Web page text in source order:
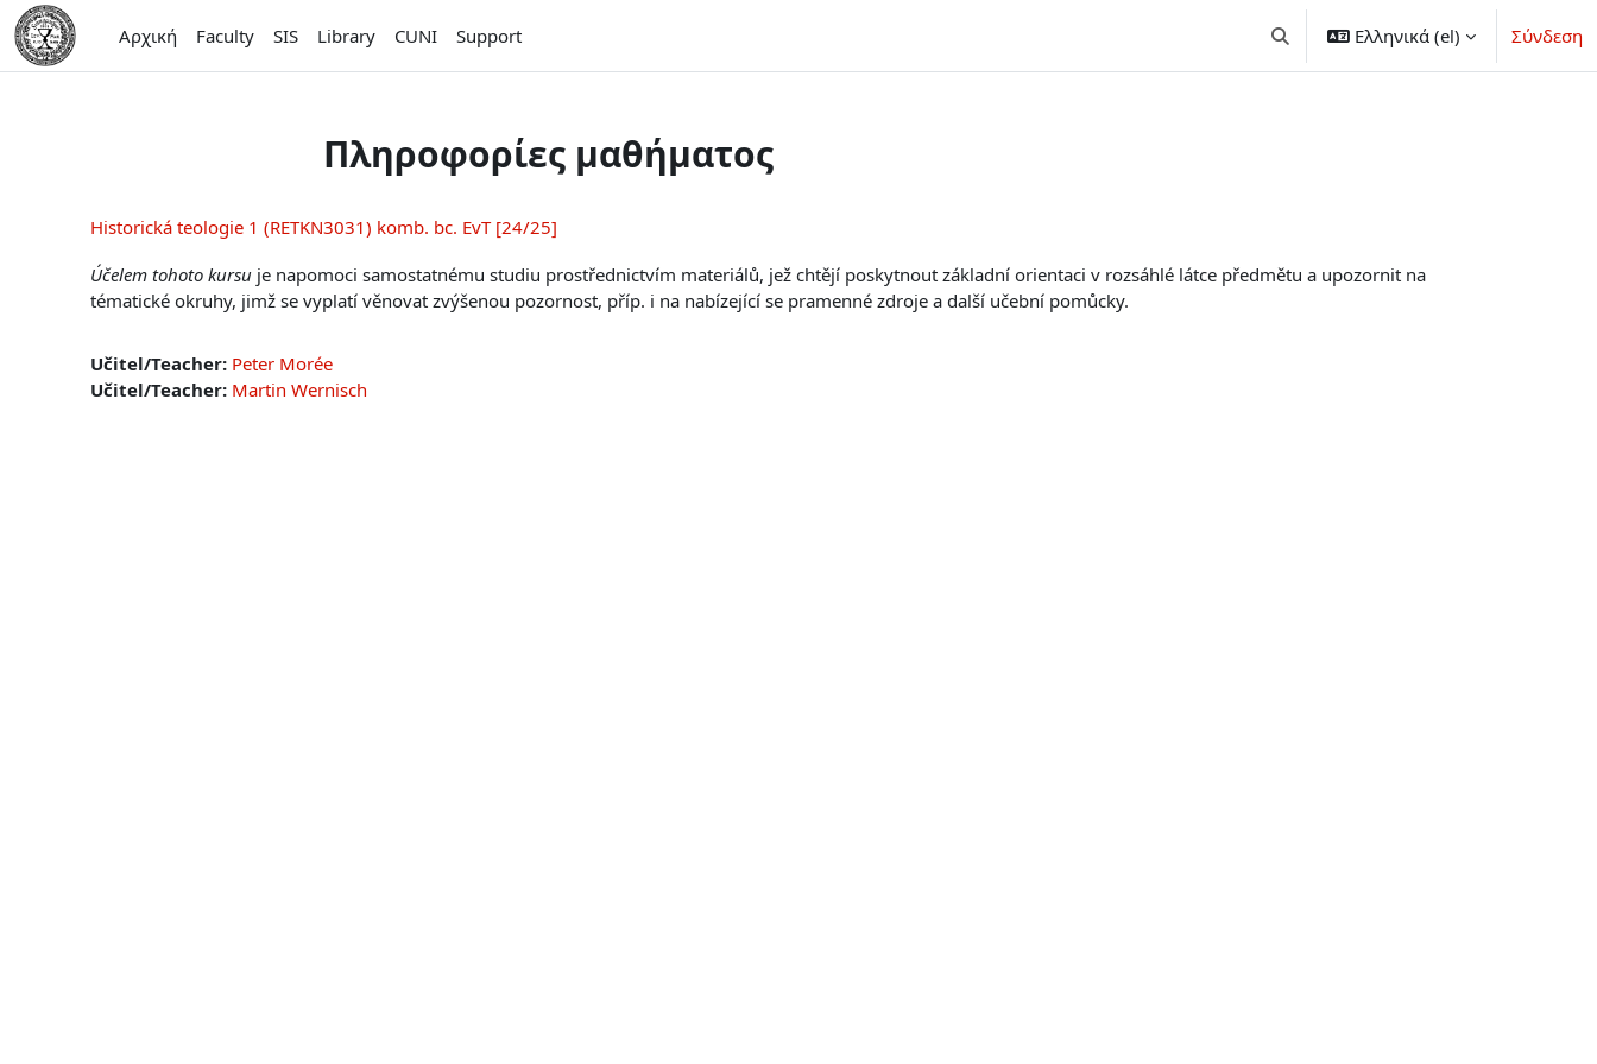
Μετάβαση στο κεντρικό περιεχόμενο
Αρχική
Faculty SIS Library CUNI Support Εναλλαγή εισόδου αναζήτησης
Ελληνικά ‎(el)‎ Σύνδεση
Πληροφορίες μαθήματος
Historická teologie 1 (RETKN3031) komb. bc. EvT [24/25]
Účelem tohoto kursu je napomoci samostatnému studiu prostřednictvím materiálů, jež chtějí poskytnout základní orientaci v rozsáhlé látce předmětu a upozornit na
tématické okruhy, jimž se vyplatí věnovat zvýšenou pozornost, příp. i na nabízející se pramenné zdroje a další učební pomůcky.
Učitel/Teacher: Peter Morée
Učitel/Teacher: Martin Wernisch